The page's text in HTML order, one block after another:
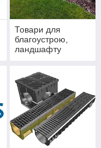
Товари для
благоустрою,
ландшафту